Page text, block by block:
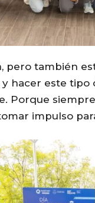
pero también
hacer este tipo
Porque
impulso